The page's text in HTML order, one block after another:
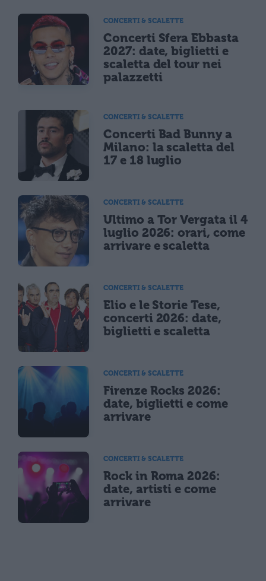
CONCERTI & SCALETTE
Concerti Sfera Ebbasta
2027: date, biglietti e
scaletta del tour nei
palazzetti
CONCERTI & SCALETTE
Concerti Bad Bunny a
Milano: la scaletta del
17 e 18 luglio
CONCERTI & SCALETTE
Ultimo a Tor Vergata il 4
luglio 2026: orari, come
arrivare e scaletta
CONCERTI & SCALETTE
Elio e le Storie Tese,
concerti 2026: date,
biglietti e scaletta
CONCERTI & SCALETTE
Firenze Rocks 2026:
date, biglietti e come
arrivare
CONCERTI & SCALETTE
Rock in Roma 2026:
date, artisti e come
arrivare